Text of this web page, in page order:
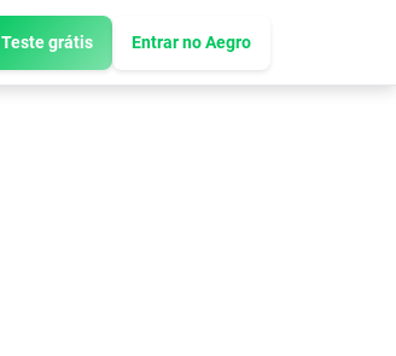
Teste grátis Entrar no Aegro